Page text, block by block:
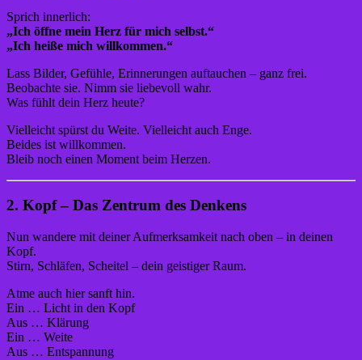
Sprich innerlich:
„Ich öffne mein Herz für mich selbst.“
„Ich heiße mich willkommen.“
Lass Bilder, Gefühle, Erinnerungen auftauchen – ganz frei.
Beobachte sie. Nimm sie liebevoll wahr.
Was fühlt dein Herz heute?
Vielleicht spürst du Weite. Vielleicht auch Enge.
Beides ist willkommen.
Bleib noch einen Moment beim Herzen.
2. Kopf – Das Zentrum des Denkens
Nun wandere mit deiner Aufmerksamkeit nach oben – in deinen
Kopf.
Stirn, Schläfen, Scheitel – dein geistiger Raum.
Atme auch hier sanft hin.
Ein … Licht in den Kopf
Aus … Klärung
Ein … Weite
Aus … Entspannung